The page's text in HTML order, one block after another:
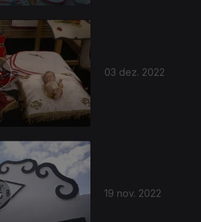
03 dez. 2022
19 nov. 2022